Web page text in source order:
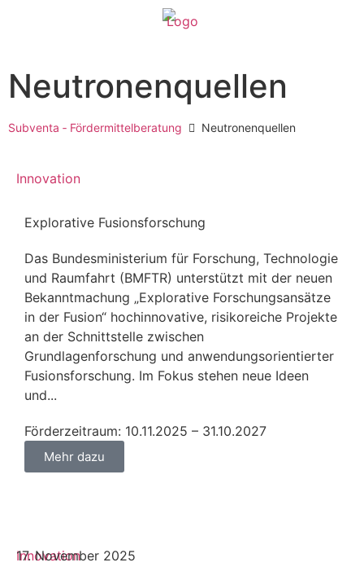
Neutronenquellen
Subventa ‐ Fördermittelberatung Neutronenquellen
Innovation
Explorative Fusionsforschung
Das Bundesministerium für Forschung, Technologie
und Raumfahrt (BMFTR) unterstützt mit der neuen
Bekanntmachung „Explorative Forschungsansätze
in der Fusion“ hochinnovative, risikoreiche Projekte
an der Schnittstelle zwischen
Grundlagenforschung und anwendungsorientierter
Fusionsforschung. Im Fokus stehen neue Ideen
und...
Förderzeitraum: 10.11.2025 – 31.10.2027
Mehr dazu
Innovation
17. November 2025